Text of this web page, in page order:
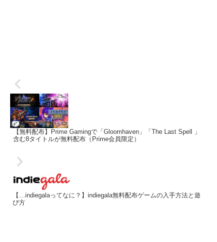
【無料配布】Prime Gamingで「Gloomhaven」「The Last Spell 」
含む8タイトルが無料配布（Prime会員限定）
【…indiegalaってなに？】indiegala無料配布ゲームの入手方法と遊
び方